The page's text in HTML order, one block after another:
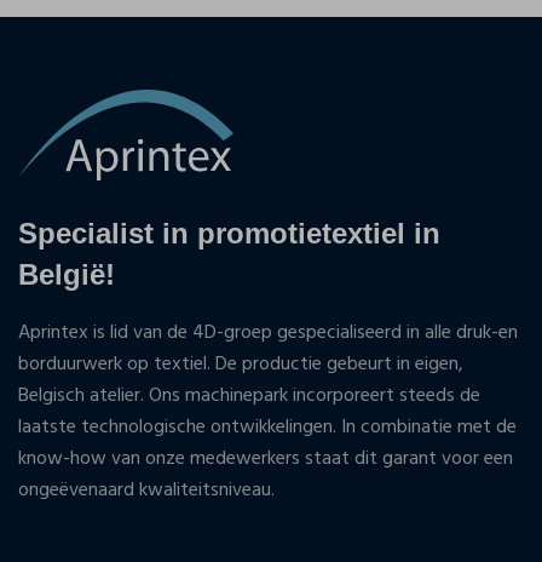
Specialist in promotietextiel in
België!
Aprintex is lid van de 4D-groep gespecialiseerd in alle druk-en
borduurwerk op textiel. De productie gebeurt in eigen,
Belgisch atelier. Ons machinepark incorporeert steeds de
laatste technologische ontwikkelingen. In combinatie met de
know-how van onze medewerkers staat dit garant voor een
ongeëvenaard kwaliteitsniveau.